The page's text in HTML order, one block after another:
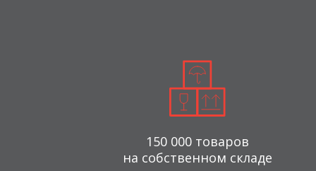
150 000 товаров
на собственном складе